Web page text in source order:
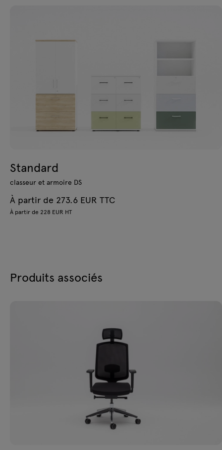
Standard
classeur et armoire DS
À partir de 273.6 EUR TTC
À partir de 228 EUR HT
Produits associés